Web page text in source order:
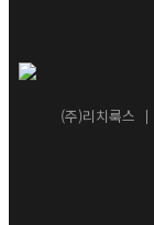
(주)리치룩스